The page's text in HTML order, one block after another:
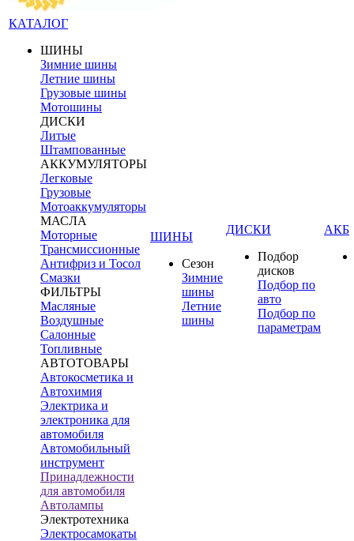
КАТАЛОГ
ШИНЫ
Зимние шины
Летние шины
Грузовые шины
Мотошины
ДИСКИ
Литые
Штампованные
АККУМУЛЯТОРЫ
Легковые
Грузовые
Мотоаккумуляторы
МАСЛА
Моторные
Трансмиссионные
Антифриз и Тосол
Смазки
ФИЛЬТРЫ
Масляные
Воздушные
Салонные
Топливные
АВТОТОВАРЫ
Автокосметика и
Автохимия
Электрика и
электроника для
автомобиля
Автомобильный
инструмент
Принадлежности
для автомобиля
Автолампы
Электротехника
Электросамокаты
ШИНЫ
Сезон
Зимние
шины
Летние
шины
ДИСКИ
Подбор
дисков
Подбор по
авто
Подбор по
параметрам
АКБ